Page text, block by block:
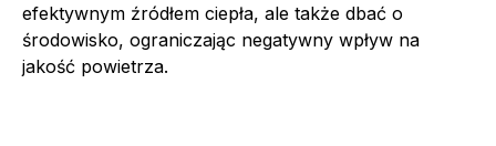
efektywnym źródłem ciepła, ale także dbać o
środowisko, ograniczając negatywny wpływ na
jakość powietrza.